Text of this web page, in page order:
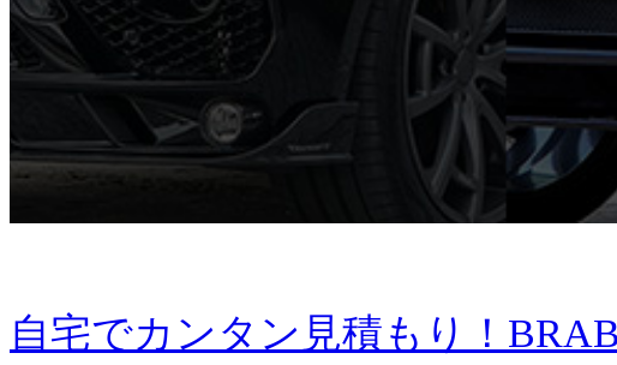
自宅でカンタン見積もり！